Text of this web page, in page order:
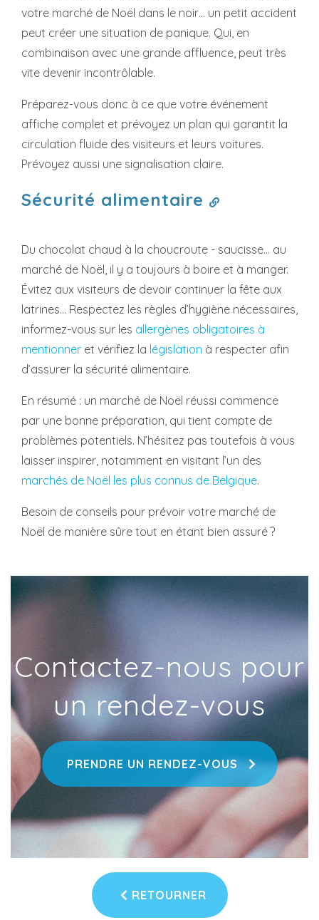
votre marché de Noël dans le noir… un petit accident
peut créer une situation de panique. Qui, en
combinaison avec une grande affluence, peut très
vite devenir incontrôlable.
Préparez-vous donc à ce que votre événement
affiche complet et prévoyez un plan qui garantit la
circulation fluide des visiteurs et leurs voitures.
Prévoyez aussi une signalisation claire.
Sécurité alimentaire
Du chocolat chaud à la choucroute - saucisse… au
marché de Noël, il y a toujours à boire et à manger.
Évitez aux visiteurs de devoir continuer la fête aux
latrines… Respectez les règles d’hygiène nécessaires,
informez-vous sur les allergènes obligatoires à
mentionner et vérifiez la législation à respecter afin
d’assurer la sécurité alimentaire.
En résumé : un marché de Noël réussi commence
par une bonne préparation, qui tient compte de
problèmes potentiels. N’hésitez pas toutefois à vous
laisser inspirer, notamment en visitant l’un des
marchés de Noël les plus connus de Belgique.
Besoin de conseils pour prévoir votre marché de
Noël de manière sûre tout en étant bien assuré ?
Contactez-nous pour
un rendez-vous
PRENDRE UN RENDEZ-VOUS
RETOURNER